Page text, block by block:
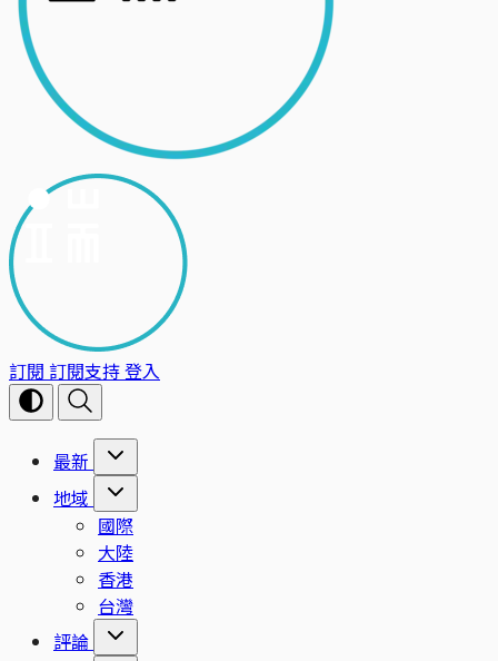
訂閱 訂閱支持登入
最新
地域
國際
大陸
香港
台灣
評論